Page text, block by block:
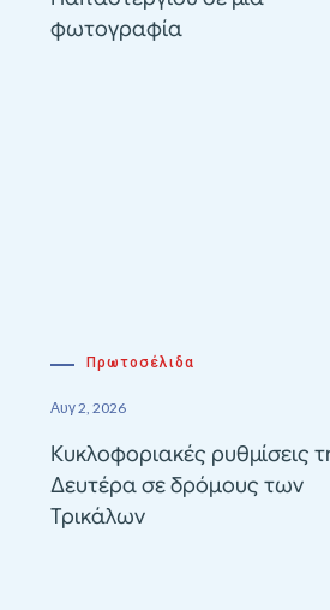
φωτογραφία
Πρωτοσέλιδα
Αυγ 2, 2026
Κυκλοφοριακές ρυθμίσεις
Δευτέρα σε δρόμους των
Τρικάλων